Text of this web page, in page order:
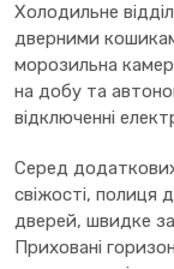
Холодильне
дверними
морозильна
на добу та
відключенні
Серед
свіжості, полиця
дверей, швидке
Приховані